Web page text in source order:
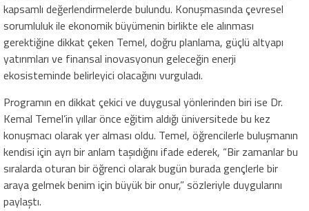
kapsamlı değerlendirmelerde bulundu. Konuşmasında çevresel
sorumluluk ile ekonomik büyümenin birlikte ele alınması
gerektiğine dikkat çeken Temel, doğru planlama, güçlü altyapı
yatırımları ve finansal inovasyonun geleceğin enerji
ekosisteminde belirleyici olacağını vurguladı.
Programın en dikkat çekici ve duygusal yönlerinden biri ise Dr.
Kemal Temel’in yıllar önce eğitim aldığı üniversitede bu kez
konuşmacı olarak yer alması oldu. Temel, öğrencilerle buluşmanın
kendisi için ayrı bir anlam taşıdığını ifade ederek, “Bir zamanlar bu
sıralarda oturan bir öğrenci olarak bugün burada gençlerle bir
araya gelmek benim için büyük bir onur,” sözleriyle duygularını
paylaştı.